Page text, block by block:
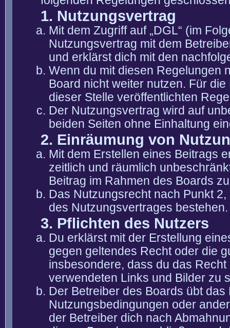
1. Nutzungsvertrag
Mit dem Zugriff auf „DGL“ (im
Nutzungsvertrag mit dem
und erklärst dich mit den
Wenn du mit diesen Regelungen
Board nicht weiter nutzen. Für
dieser Stelle veröffentlichten
Der Nutzungsvertrag wird auf
beiden Seiten ohne Einhaltung
2. Einräumung von
Mit dem Erstellen eines Beitrags
zeitlich und räumlich
Beitrag im Rahmen des Boards
Das Nutzungsrecht nach Punkt
des Nutzungsvertrages bestehen.
3. Pflichten des Nutzers
Du erklärst mit der Erstellung
gegen geltendes Recht oder die
insbesondere, dass du das
verwendeten Links und Bilder zu
Der Betreiber des Boards übt
Nutzungsbedingungen oder
der Betreiber dich nach